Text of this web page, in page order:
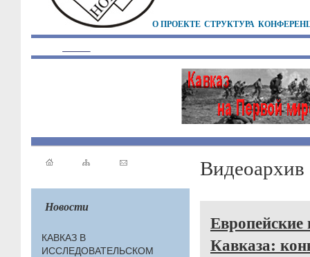
О ПРОЕКТЕ СТРУКТУРА
Новости
КАВКАЗ В
ИССЛЕДОВАТЕЛЬСКОМ
Видеоархив
Европейские
Кавказа: